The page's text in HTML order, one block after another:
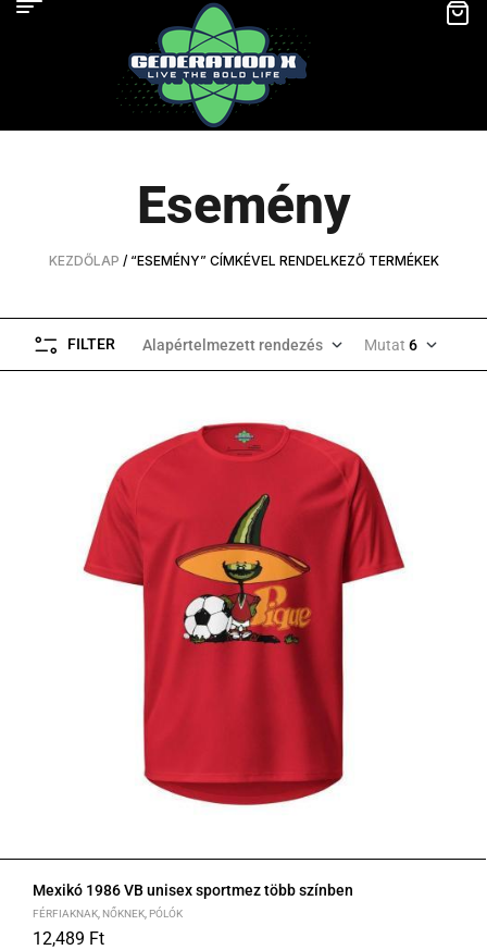
Esemény
KEZDŐLAP / “ESEMÉNY” CÍMKÉVEL RENDELKEZŐ TERMÉKEK
FILTER Alapértelmezett rendezés Mutat 6
Mexikó 1986 VB unisex sportmez több színben
FÉRFIAKNAK NŐKNEK PÓLÓK
12,489 Ft